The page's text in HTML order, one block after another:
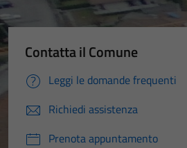
Contatta il Comune
Leggi le domande frequenti
Richiedi assistenza
Prenota appuntamento